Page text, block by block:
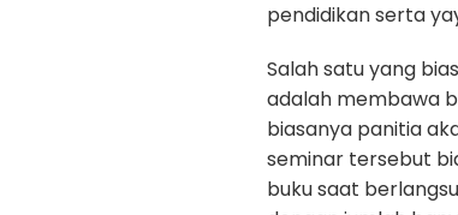
pendidikan serta
Salah satu yang
adalah membawa
biasanya panitia
seminar tersebut
buku saat